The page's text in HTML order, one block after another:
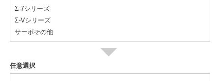
Σ-7シリーズ
Σ-Vシリーズ
サーボその他
任意選択